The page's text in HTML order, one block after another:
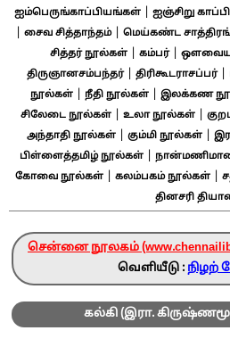
ஐம்பெருங்காப்பியங்கள்| ஐஞ்சிறு
சைவ சித்தாந்தம்| மெய்கண்ட
சித்தர் நூல்கள்| கம்பர்|
திருஞானசம்பந்தர்| திரிகூடராசப்பர்|
நூல்கள்
நீதி நூல்கள் இலக்கண
சிலேடை நூல்கள் உலா நூல்கள்
அந்தாதி நூல்கள்| கும்மி நூல்கள்|
பிள்ளைத்தமிழ் நூல்கள்|
கோவை நூல்கள் கலம்பகம் நூல்கள்
தினசரி
சென்னை நூலகம்
வெளியீடு : நிழற்
கல்கி (இரா.